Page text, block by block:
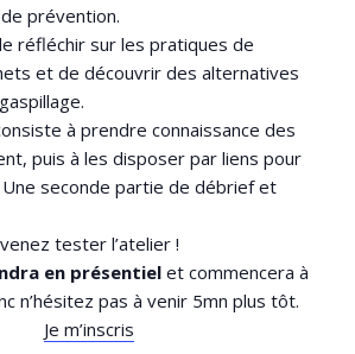
prévention.
réfléchir sur les pratiques de
et de découvrir des alternatives
à prendre connaissance des
puis à les disposer par liens pour
seconde partie de débrief et
tester l’atelier !
en présentiel et commencera à
n’hésitez pas à venir 5mn plus tôt.
Je m’inscris